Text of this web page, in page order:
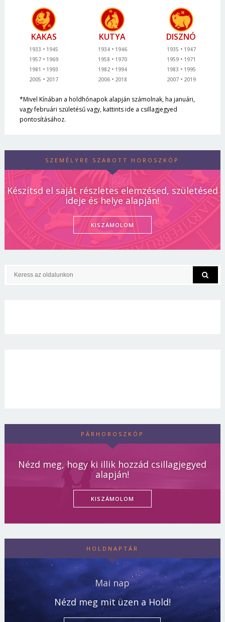
KAKAS
1933
1945
1957
1969
1981
1993
2005
2017
KUTYA
1934
1946
1958
1970
1982
1994
2006
2018
DISZNÓ
1935
1947
1959
1971
1983
1995
2007
2019
*Mivel Kínában a holdhónapok alapján számolnak, ha januári,
vagy februári születésű vagy, kattints ide a csillagjegyed
pontosításához.
SZEMÉLYRE SZABOTT HOROSZKÓP
Készítsd el saját részletes elemzésed, születésed
ideje és helye alapján!
KISZÁMOLOM
PÁRHOROSZKÓP
Nézd meg, hogy ki illik hozzád csillagjegyed
alapján!
KISZÁMOLOM
HOLDNAPTÁR
Mai nap
Nézd meg mit üzen a Hold!